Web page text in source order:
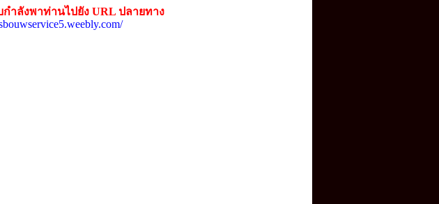
ำลังพาท่านไปยัง URL ปลายทาง